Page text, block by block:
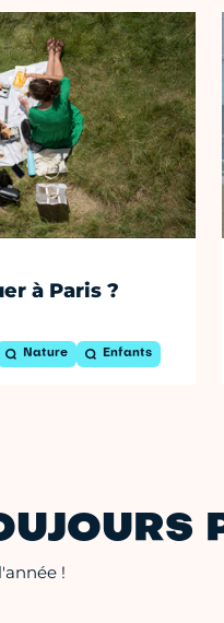
à Paris ?
Nature Enfants
!